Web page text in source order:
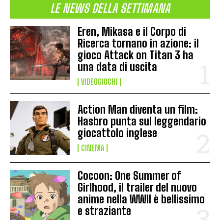
LE NEWS DELLA SETTIMANA
Eren, Mikasa e il Corpo di
Ricerca tornano in azione: il
gioco Attack on Titan 3 ha
una data di uscita
VIDEOGIOCHI
Action Man diventa un film:
Hasbro punta sul leggendario
giocattolo inglese
CINEMA
Cocoon: One Summer of
Girlhood, il trailer del nuovo
anime nella WWII è bellissimo
e straziante